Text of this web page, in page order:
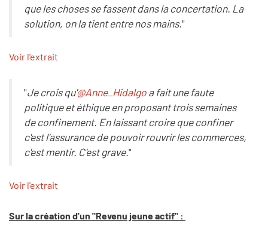
que les choses se fassent dans la concertation. La
solution, on la tient entre nos mains."
Voir l'extrait
"Je crois qu'@Anne_Hidalgoa fait une faute
politique et éthique en proposant trois semaines
de confinement. En laissant croire que confiner
c'est l'assurance de pouvoir rouvrir les commerces,
c'est mentir. C'est grave."
Voir l'extrait
Sur la création d'un "Revenu jeune actif" :